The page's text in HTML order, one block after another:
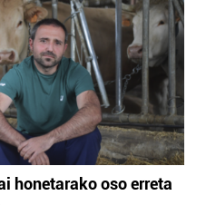
honetarako oso erreta